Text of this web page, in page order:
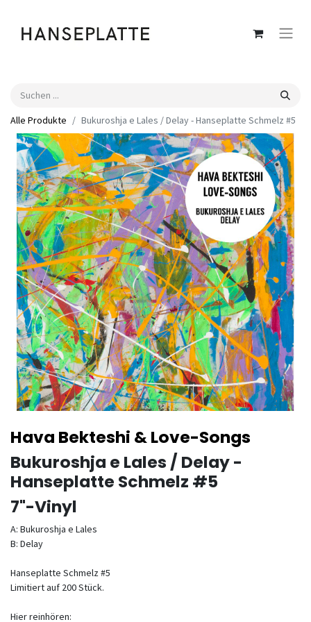
Alle Produkte Bukuroshja e Lales / Delay - Hanseplatte Schmelz #5
Hava Bekteshi & Love-Songs
Bukuroshja e Lales / Delay -
Hanseplatte Schmelz #5
7"-Vinyl
A: Bukuroshja e Lales
B: Delay
Hanseplatte Schmelz #5
Limitiert auf 200 Stück.
Hier reinhören: